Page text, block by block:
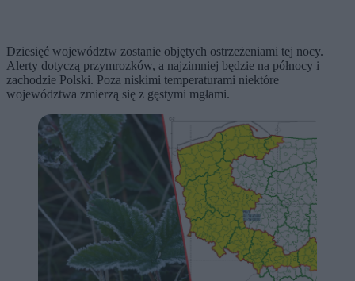
Dziesięć województw zostanie objętych ostrzeżeniami tej nocy.
Alerty dotyczą przymrozków, a najzimniej będzie na północy i
zachodzie Polski. Poza niskimi temperaturami niektóre
województwa zmierzą się z gęstymi mgłami.